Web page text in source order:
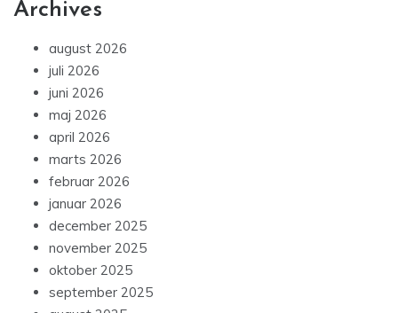
Archives
august 2026
juli 2026
juni 2026
maj 2026
april 2026
marts 2026
februar 2026
januar 2026
december 2025
november 2025
oktober 2025
september 2025